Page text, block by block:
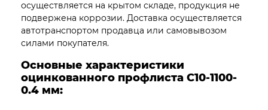
осуществляется на крытом складе, продукция не
подвержена коррозии. Доставка осуществляется
автотранспортом продавца или самовывозом
силами покупателя.
Основные характеристики
оцинкованного профлиста С10-1100-
0.4 мм: